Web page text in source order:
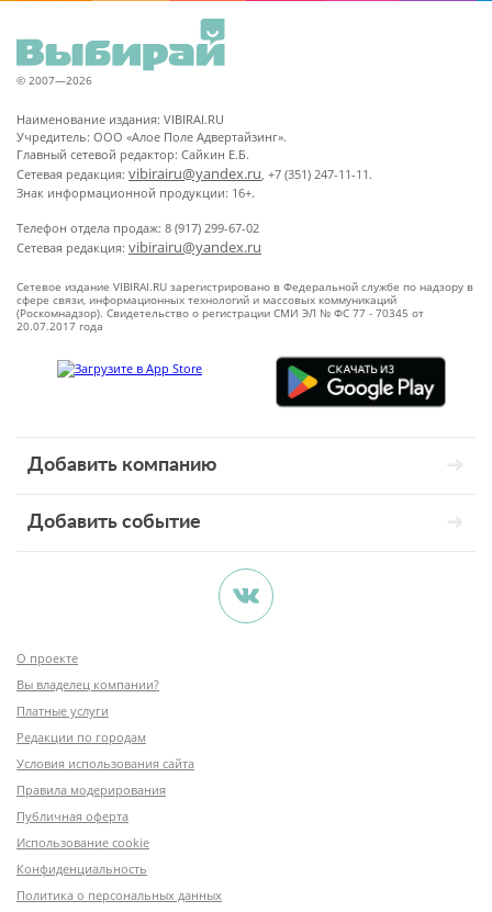
© 2007—2026
Наименование издания: VIBIRAI.RU
Учредитель: ООО «Алое Поле Адвертайзинг».
Главный сетевой редактор: Сайкин Е.Б.
Сетевая редакция: vibirairu@yandex.ru, +7 (351) 247-11-11.
Знак информационной продукции: 16+.
Телефон отдела продаж: 8 (917) 299-67-02
Сетевая редакция: vibirairu@yandex.ru
Сетевое издание VIBIRAI.RU зарегистрировано в Федеральной службе по надзору в
сфере связи, информационных технологий и массовых коммуникаций
(Роскомнадзор). Свидетельство о регистрации СМИ ЭЛ № ФС 77 - 70345 от
20.07.2017 года
Добавить компанию
Добавить событие
О проекте
Вы владелец компании?
Платные услуги
Редакции по городам
Условия использования сайта
Правила модерирования
Публичная оферта
Использование cookie
Конфиденциальность
Политика о персональных данных